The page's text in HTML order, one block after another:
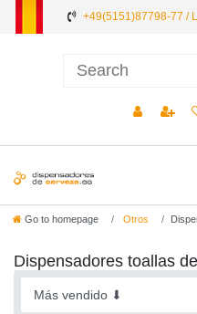
+49(5151)87798-77 /
Go to homepage Otros
Dispensadores toallas